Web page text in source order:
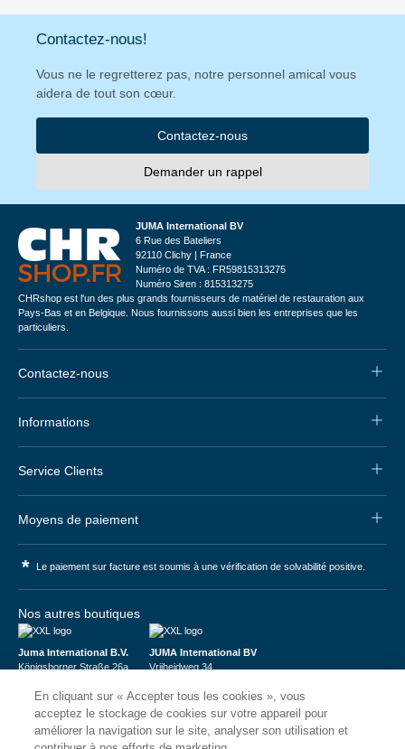
Contactez-nous!
Vous ne le regretterez pas, notre personnel amical vous
aidera de tout son cœur.
Contactez-nous
Demander un rappel
JUMA International BV
6 Rue des Bateliers
92110 Clichy | France
Numéro de TVA : FR59815313275
Numéro Siren : 815313275
CHRshop est l'un des plus grands fournisseurs de matériel de restauration aux
Pays-Bas et en Belgique. Nous fournissons aussi bien les entreprises que les
particuliers.
Contactez-nous
Informations
Service Clients
Moyens de paiement
* Le paiement sur facture est soumis à une vérification de solvabilité positive.
Nos autres boutiques
Juma International B.V.
Königsborner Straße 26a
USt-ID: DE321159873
Handelsregister: 58573909
JUMA International BV
Vrijheidweg 34
BTW: NL853095048B01
K.V.K.: 58573909
En cliquant sur « Accepter tous les cookies », vous
acceptez le stockage de cookies sur votre appareil pour
améliorer la navigation sur le site, analyser son utilisation et